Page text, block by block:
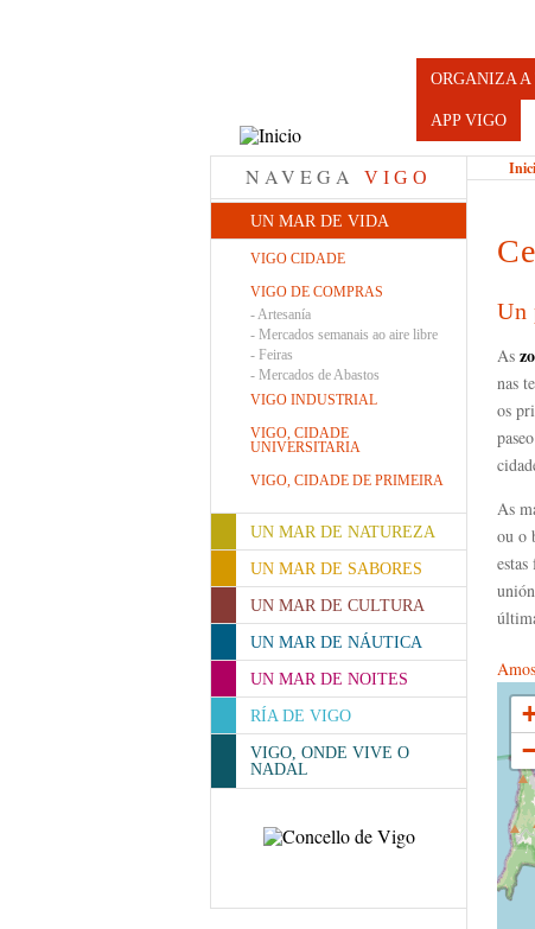
Turismo
ORGANIZA
APP VIGO
NAVEGA VIGO
UN MAR DE VIDA
VIGO CIDADE
VIGO DE COMPRAS
-Artesanía
- Mercados semanais ao aire libre
- Feiras
- Mercados de Abastos
VIGO INDUSTRIAL
VIGO, CIDADE
UNIVERSITARIA
VIGO, CIDADE DE PRIMEIRA
UN MAR DE NATUREZA
UN MAR DE SABORES
UN MAR DE CULTURA
UN MAR DE NÁUTICA
UN MAR DE NOITES
RÍA DE VIGO
VIGO, ONDE VIVE O
NADAL
Un
As
nas
os
As
ou o